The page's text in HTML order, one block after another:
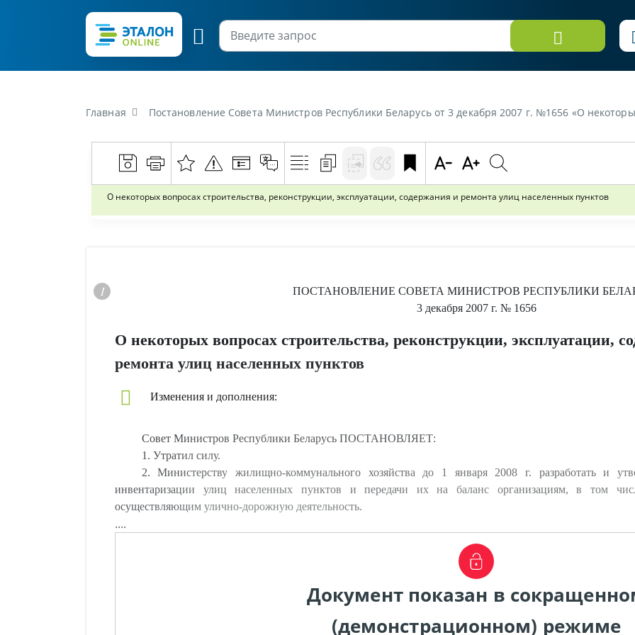
Главная Постановление Совета Министров Республики Беларусь от 3 декабря 2007 г. №1656 «О некоторых вопросах строительства,
О некоторых вопросах строительства, реконструкции, эксплуатации, содержания и ремонта улиц населенных пунктов
ПОСТАНОВЛЕНИЕ СОВЕТА МИНИСТРОВ РЕСПУБЛИКИ
3 декабря 2007 г. № 1656
О некоторых вопросах строительства, реконструкции, эксплуатации,
ремонта улиц населенных пунктов
Изменения и дополнения:
Совет Министров Республики Беларусь ПОСТАНОВЛЯЕТ:
1. Утратил силу.
2. Министерству жилищно-коммунального хозяйства до 1 января 2008 г. разработать и
инвентаризации улиц населенных пунктов и передачи их на баланс организациям, в том
осуществляющим улично-дорожную деятельность.
....
Документ показан в
(демонстрационном) режиме